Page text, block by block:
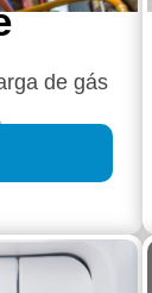
de gás